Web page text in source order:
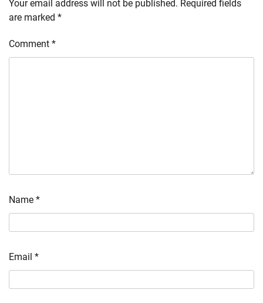
Your email address will not be published. Required fields
are marked *
Comment *
Name *
Email *